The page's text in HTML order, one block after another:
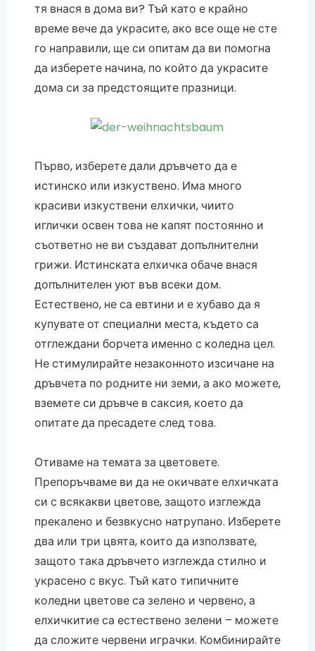
тя внася в дома ви? Тъй като е крайно
време вече да украсите, ако все още не сте
го направили, ще си опитам да ви помогна
да изберете начина, по който да украсите
дома си за предстоящите празници.
Първо, изберете дали дръвчето да е
истинско или изкуствено. Има много
красиви изкуствени елхички, чиито
иглички освен това не капят постоянно и
съответно не ви създават допълнителни
грижи. Истинската елхичка обаче внася
допълнителен уют във всеки дом.
Естествено, не са евтини и е хубаво да я
купувате от специални места, където са
отглеждани борчета именно с коледна цел.
Не стимулирайте незаконното изсичане на
дръвчета по родните ни земи, а ако можете,
вземете си дръвче в саксия, което да
опитате да пресадете след това.
Отиваме на темата за цветовете.
Препоръчваме ви да не окичвате елхичката
си с всякакви цветове, защото изглежда
прекалено и безвкусно натрупано. Изберете
два или три цвята, които да използвате,
защото така дръвчето изглежда стилно и
украсено с вкус. Тъй като типичните
коледни цветове са зелено и червено, а
елхичкитие са естествено зелени – можете
да сложите червени играчки. Комбинирайте